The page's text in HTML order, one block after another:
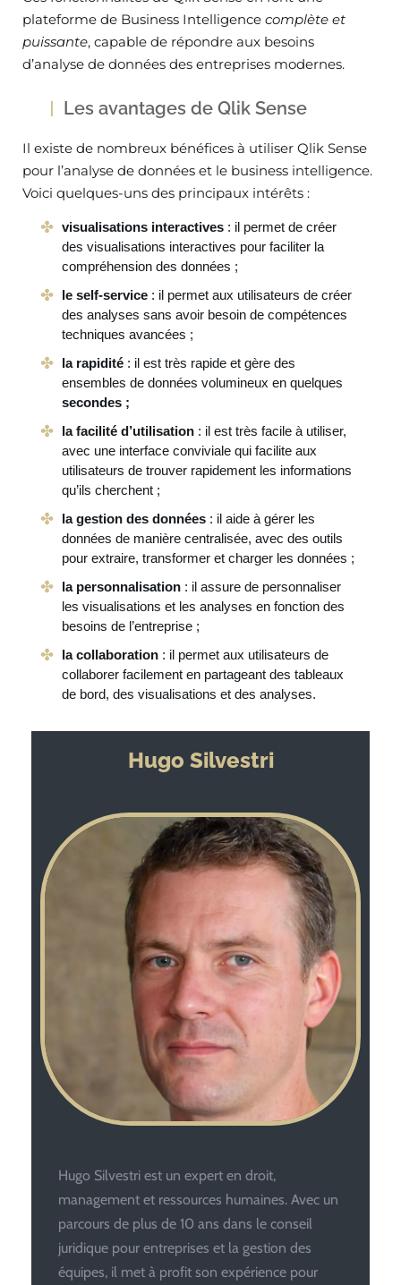
plateforme de Business Intelligence complète et
puissante, capable de répondre aux besoins
d’analyse de données des entreprises modernes.
Les avantages de Qlik Sense
Il existe de nombreux bénéfices à utiliser Qlik Sense
pour l’analyse de données et le business intelligence.
Voici quelques-uns des principaux intérêts :
visualisations interactives : il permet de créer
des visualisations interactives pour faciliter la
compréhension des données ;
le self-service : il permet aux utilisateurs de créer
des analyses sans avoir besoin de compétences
techniques avancées ;
la rapidité : il est très rapide et gère des
ensembles de données volumineux en quelques
secondes ;
la facilité d’utilisation : il est très facile à utiliser,
avec une interface conviviale qui facilite aux
utilisateurs de trouver rapidement les informations
qu’ils cherchent ;
la gestion des données : il aide à gérer les
données de manière centralisée, avec des outils
pour extraire, transformer et charger les données ;
la personnalisation : il assure de personnaliser
les visualisations et les analyses en fonction des
besoins de l’entreprise ;
la collaboration : il permet aux utilisateurs de
collaborer facilement en partageant des tableaux
de bord, des visualisations et des analyses.
Hugo Silvestri
Hugo Silvestri est un expert en droit,
management et ressources humaines. Avec un
parcours de plus de 10 ans dans le conseil
juridique pour entreprises et la gestion des
équipes, il met à profit son expérience pour